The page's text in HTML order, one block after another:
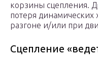
корзины сцепления.
потеря
разгоне и/или при
Сцепление